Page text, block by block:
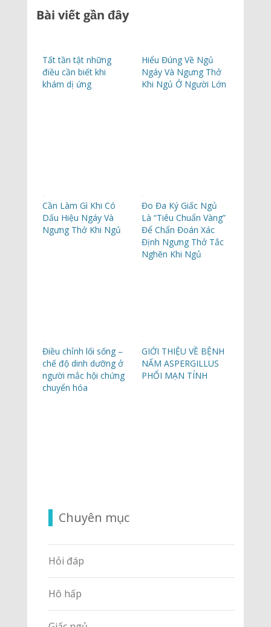
Bài viết gần đây
Tất tần tật những
điều cần biết khi
khám dị ứng
Hiểu Đúng Về Ngủ
Ngáy Và Ngưng Thở
Khi Ngủ Ở Người Lớn
Cần Làm Gì Khi Có
Dấu Hiệu Ngáy Và
Ngưng Thở Khi Ngủ
Đo Đa Ký Giấc Ngủ
Là “Tiêu Chuẩn Vàng”
Để Chẩn Đoán Xác
Định Ngưng Thở Tắc
Nghẽn Khi Ngủ
Điều chỉnh lối sống –
chế độ dinh dưỡng ở
người mắc hội chứng
chuyển hóa
GIỚI THIỆU VỀ BỆNH
NẤM ASPERGILLUS
PHỔI MẠN TÍNH
Chuyên mục
Hỏi đáp
Hô hấp